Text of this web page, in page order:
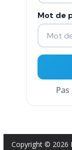
Réseaux
Petites
Mot de
Copyright © 2026